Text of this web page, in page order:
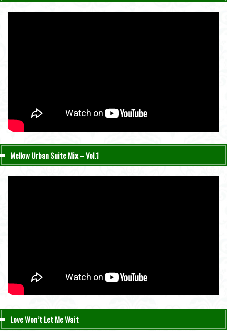
Mellow Urban Suite Mix – Vol.1
Love Won’t Let Me Wait